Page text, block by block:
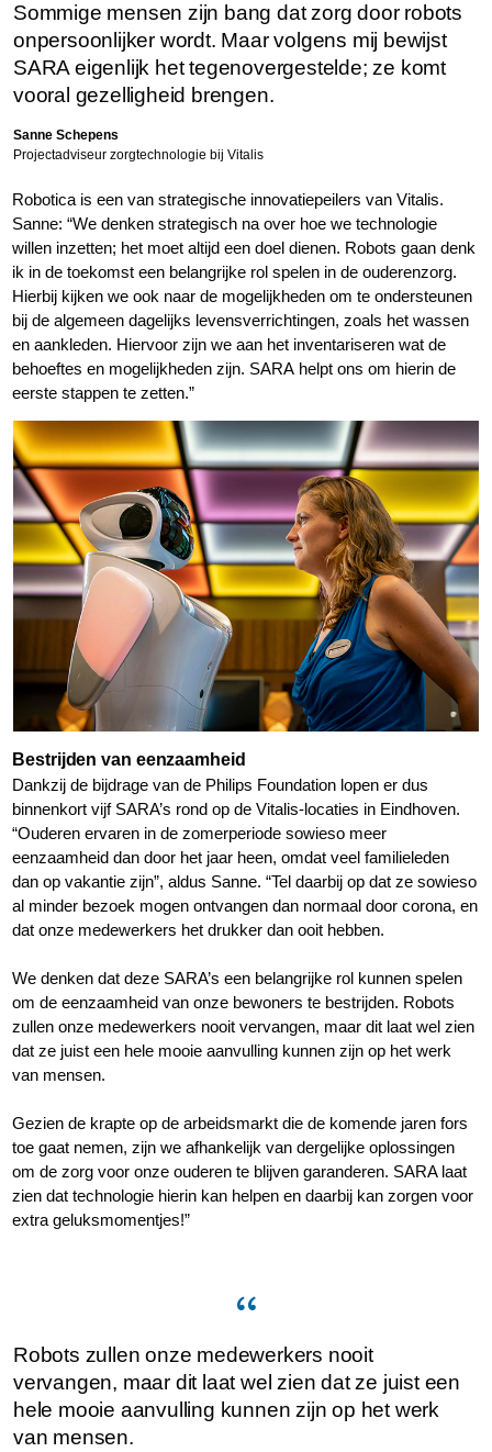
Sommige mensen zijn bang dat zorg door robots
onpersoonlijker wordt. Maar volgens mij bewijst
SARA eigenlijk het tegenovergestelde; ze komt
vooral gezelligheid brengen.
Sanne Schepens
Projectadviseur zorgtechnologie bij Vitalis
Robotica is een van strategische innovatiepeilers van Vitalis.
Sanne: “We denken strategisch na over hoe we technologie
willen inzetten; het moet altijd een doel dienen. Robots gaan denk
ik in de toekomst een belangrijke rol spelen in de ouderenzorg.
Hierbij kijken we ook naar de mogelijkheden om te ondersteunen
bij de algemeen dagelijks levensverrichtingen, zoals het wassen
en aankleden. Hiervoor zijn we aan het inventariseren wat de
behoeftes en mogelijkheden zijn. SARA helpt ons om hierin de
eerste stappen te zetten.”
Bestrijden van eenzaamheid
Dankzij de bijdrage van de Philips Foundation lopen er dus
binnenkort vijf SARA’s rond op de Vitalis-locaties in Eindhoven.
“Ouderen ervaren in de zomerperiode sowieso meer
eenzaamheid dan door het jaar heen, omdat veel familieleden
dan op vakantie zijn”, aldus Sanne. “Tel daarbij op dat ze sowieso
al minder bezoek mogen ontvangen dan normaal door corona, en
dat onze medewerkers het drukker dan ooit hebben.
We denken dat deze SARA’s een belangrijke rol kunnen spelen
om de eenzaamheid van onze bewoners te bestrijden. Robots
zullen onze medewerkers nooit vervangen, maar dit laat wel zien
dat ze juist een hele mooie aanvulling kunnen zijn op het werk
van mensen.
Gezien de krapte op de arbeidsmarkt die de komende jaren fors
toe gaat nemen, zijn we afhankelijk van dergelijke oplossingen
om de zorg voor onze ouderen te blijven garanderen. SARA laat
zien dat technologie hierin kan helpen en daarbij kan zorgen voor
extra geluksmomentjes!”
Robots zullen onze medewerkers nooit
vervangen, maar dit laat wel zien dat ze juist een
hele mooie aanvulling kunnen zijn op het werk
van mensen.